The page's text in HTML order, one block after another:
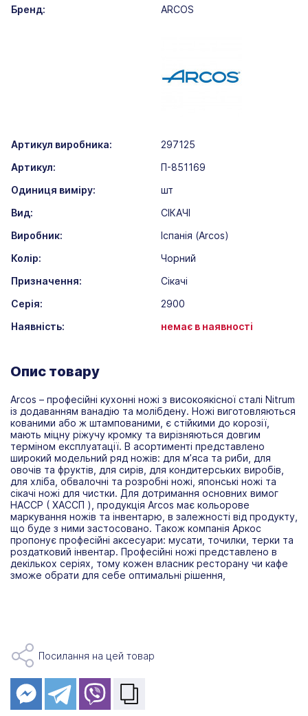
Бренд: ARCOS
Артикул виробника:
297125
Артикул:
П-851169
Одиниця виміру:
шт
Вид:
СІКАЧІ
Виробник:
Іспанія (Arcos)
Колір:
Чорний
Призначення:
Сікачі
Серія:
2900
Наявність:
немає в наявності
Опис товару
Arcos – професійні кухонні ножі з високоякісної сталі Nitrum
із додаванням ванадію та молібдену. Ножі виготовляються
кованими або ж штампованими, є стійкими до корозії,
мають міцну ріжучу кромку та вирізняються довгим
терміном експлуатації. В асортименті представлено
широкий модельний ряд ножів: для м’яса та риби, для
овочів та фруктів, для сирів, для кондитерських виробів,
для хліба, обвалочні та розробні ножі, японські ножі та
сікачі ножі для чистки. Для дотримання основних вимог
HACCP ( ХАССП ), продукція Arcos має кольорове
маркування ножів та інвентарю, в залежності від продукту,
що буде з ними застосовано. Також компанія Аркос
пропонує професійні аксесуари: мусати, точилки, терки та
роздатковий інвентар. Професійні ножі представлено в
декількох серіях, тому кожен власник ресторану чи кафе
зможе обрати для себе оптимальні рішення,
Посилання на цей товар